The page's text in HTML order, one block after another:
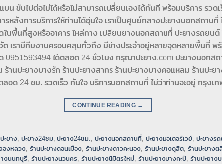
น ขับไปต่อไม่ได้หรือไม่สามารถเปลี่ยนเองได้ทันที พร้อมบริการ รวด
รหลังการบริการให้ท่านได้อุ่นใจ เราเป็นศูนย์กลางปะยางนอกสถานที่
ในพื้นที่สูงหรืออาคาร ไหล่ทาง เปลี่ยนยางนอกสถานที่ ปะยางรถยน
ด เรามีทีมงานครอบคลุมทั่วถึง มีช่างประจำอยู่หลายจุดหลายพื้นที่ พ
0951593494 ได้ตลอด 24 ชั่วโมง กรุณาปะยาง.com ปะยางนอกส
านปะยางบางรัก ร้านปะยางสาทร ร้านปะยางบางคอแหลม ร้านปะย
อด 24 ชม. รวดเร็ว ทันใจ บริการนอกสถานที่ ไม่ว่าท่านจะอยู่ กรุง
CONTINUE READING →
ปะยาง, ปะยาง24ชม, ปะยาง24ชม., ปะยางนอกสถานที่, ปะยางมอเตอร์เวย์, ปะยางร
องหลวง, ร้านปะยางดอนเมือง, ร้านปะยางดาวคะนอง, ร้านปะยางดุสิต, ร้านปะยางต
างนนทบุรี, ร้านปะยางนวนคร, ร้านปะยางนิมิตรใหม่, ร้านปะยางบางกะปิ, ร้านปะยาง